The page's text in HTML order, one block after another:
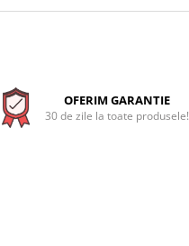
OFERIM GARANTIE
30 de zile la toate produsele!